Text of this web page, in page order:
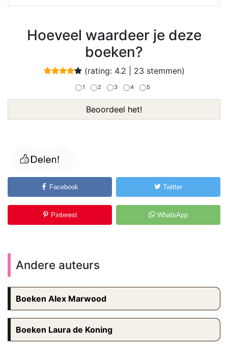
Hoeveel waardeer je deze
boeken?
(rating: 4.2 23 stemmen)
1 2 3 4 5
Beoordeel het!
Facebook Twitter
Pinterest WhatsApp
Andere auteurs
Boeken Alex Marwood
Boeken Laura de Koning